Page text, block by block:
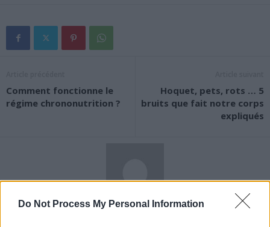
Do Not Process My Personal Information
Comment fonctionne le
régime chrononutrition ?
Hoquet, pets, rots … 5
bruits que fait notre corps
expliqués